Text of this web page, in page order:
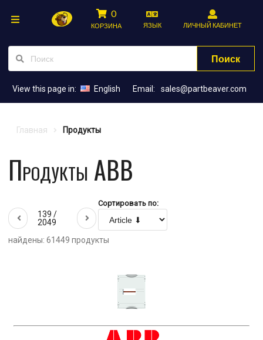
0
КОРЗИНА ЯЗЫК ЛИЧНЫЙ КАБИНЕТ
Поиск
View this page in: English Email: sales@partbeaver.com
Главная Продукты
Продукты ABB
139 /
2049
Сортировать по:
найдены: 61449 продукты